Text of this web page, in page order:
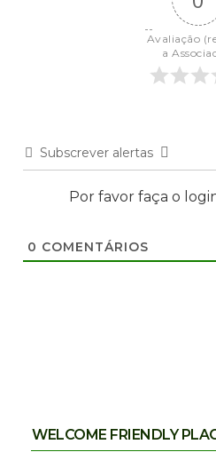
Avaliação
a
Subscrever alertas
Por favor faça o
0 COMENTÁRIOS
WELCOME FRIENDLY